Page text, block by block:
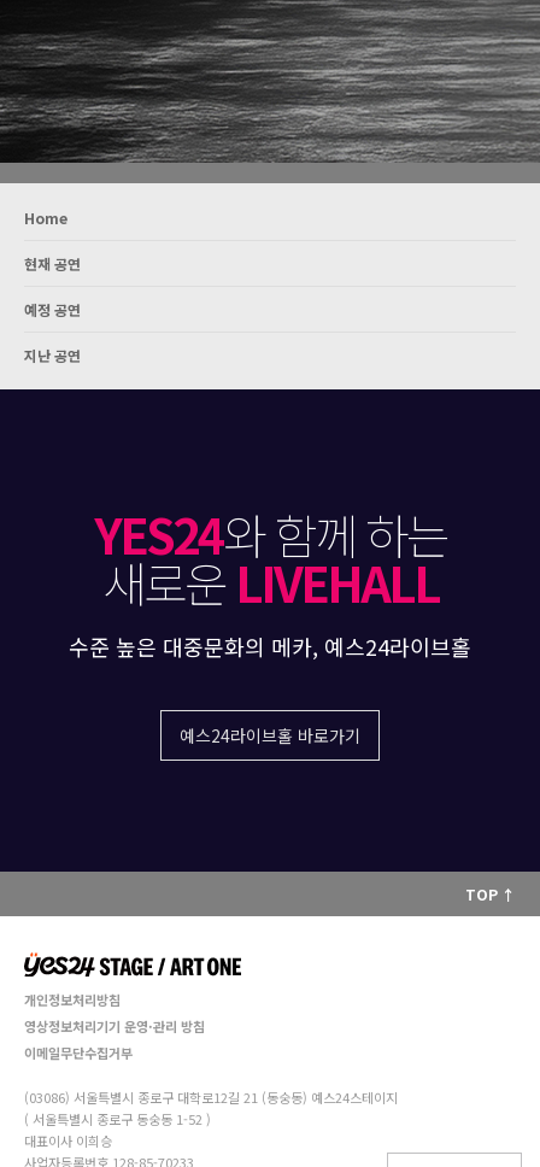
Home
현재 공연
예정 공연
지난 공연
YES24와 함께 하는
새로운LIVEHALL
수준 높은 대중문화의 메카, 예스24라이브홀
예스24라이브홀 바로가기
TOP ↑
개인정보처리방침
영상정보처리기기 운영·관리 방침
이메일무단수집거부
(03086) 서울특별시 종로구 대학로12길 21 (동숭동) 예스24스테이지
( 서울특별시 종로구 동숭동 1-52 )
대표이사 이희승
사업자등록번호 128-85-70233